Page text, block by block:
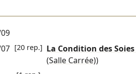
[20 rep.] La Condition des Soies
(Salle Carrée))